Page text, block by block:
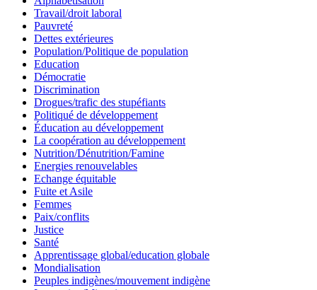
Travail/droit laboral
Pauvreté
Dettes extérieures
Population/Politique de population
Education
Démocratie
Discrimination
Drogues/trafic des stupéfiants
Politiqué de développement
Éducation au développement
La coopération au développement
Nutrition/Dénutrition/Famine
Energies renouvelables
Echange équitable
Fuite et Asile
Femmes
Paix/conflits
Justice
Santé
Apprentissage global/education globale
Mondialisation
Peuples indigènes/mouvement indigène